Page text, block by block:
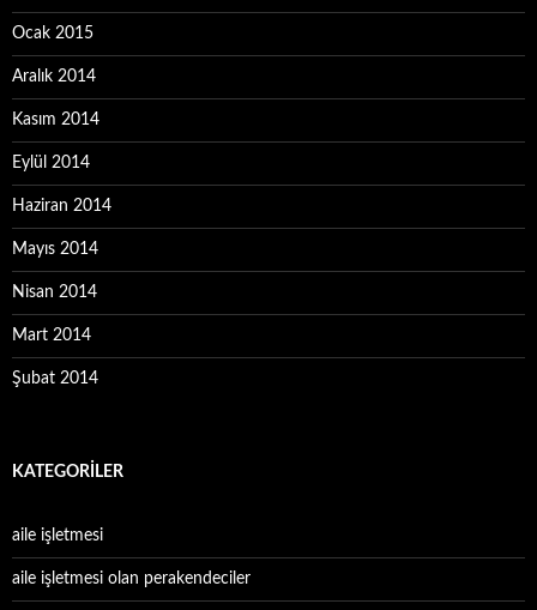
Ocak 2015
Aralık 2014
Kasım 2014
Eylül 2014
Haziran 2014
Mayıs 2014
Nisan 2014
Mart 2014
Şubat 2014
KATEGORILER
aile işletmesi
aile işletmesi olan perakendeciler